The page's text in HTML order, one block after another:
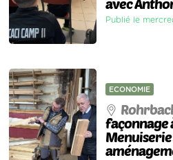
avec
Publié le
ECONOMIE
façonnage
Menuiserie